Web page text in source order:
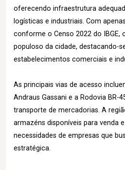
oferecendo infraestrutura
logísticas e industriais. Com
conforme o Censo 2022 do IBGE,
populoso da cidade, destacando-
estabelecimentos comerciais e
As principais vias de acesso
Andraus Gassani e a Rodovia BR-
transporte de mercadorias. A
armazéns disponíveis para venda
necessidades de empresas que
estratégica.